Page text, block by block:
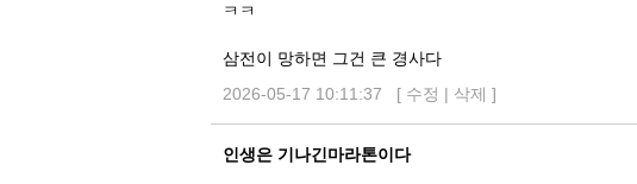
ㅋㅋ
삼전이 망하면 그건 큰 경사다
2026-05-17 10:11:37 [ 수정 | 삭제 ]
인생은 기나긴마라톤이다